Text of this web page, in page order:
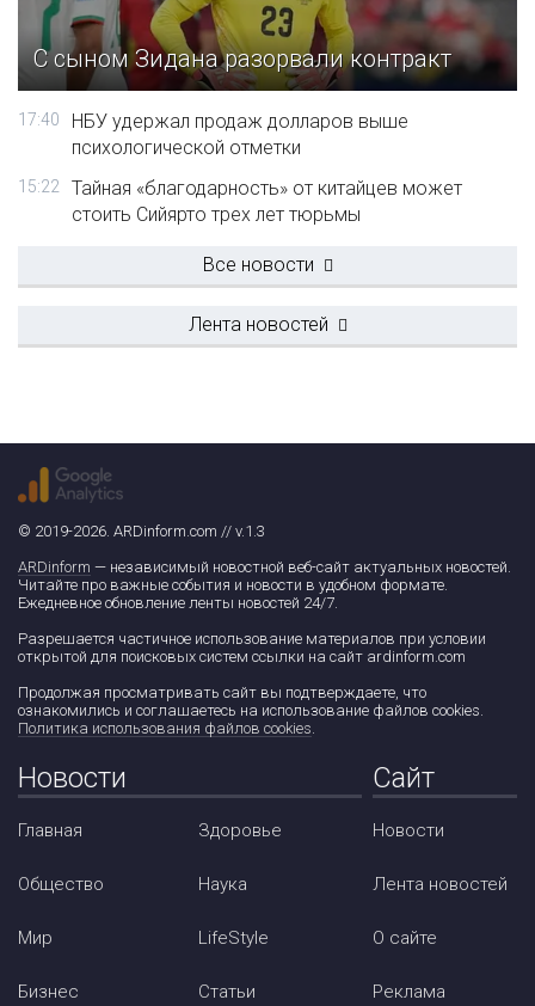
С сыном Зидана разорвали контракт
17:40
НБУ удержал продаж долларов выше
психологической отметки
15:22
Тайная «благодарность» от китайцев может
стоить Сийярто трех лет тюрьмы
Все новости
Лента новостей
© 2019-2026. ARDinform.com // v.1.3
ARDinform — независимый новостной веб-сайт актуальных новостей.
Читайте про важные события и новости в удобном формате.
Ежедневное обновление ленты новостей 24/7.
Разрешается частичное использование материалов при условии
открытой для поисковых систем ссылки на сайт ardinform.com
Продолжая просматривать сайт вы подтверждаете, что
ознакомились и соглашаетесь на использование файлов cookies.
Политика использования файлов cookies.
Новости
Главная
Общество
Мир
Бизнес
Здоровье
Наука
LifeStyle
Статьи
Сайт
Новости
Лента новостей
О сайте
Реклама